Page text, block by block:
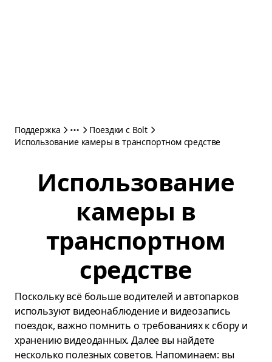
Поддержка
Поездки с Bolt
Использование камеры в транспортном средстве
Использование
камеры в
транспортном
средстве
Поскольку всё больше водителей и автопарков
используют видеонаблюдение и видеозапись
поездок, важно помнить о требованиях к сбору и
хранению видеоданных. Далее вы найдете
несколько полезных советов. Напоминаем: вы